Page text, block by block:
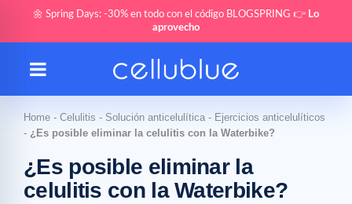
🌼 Spring Days: -30% en todo con el código BLOGSPRING 👉 Lo
aprovecho
Home - Celulitis - Solución anticelulítica - Ejercicios anticelulíticos
- ¿Es posible eliminar la celulitis con la Waterbike?
¿Es posible eliminar la
celulitis con la Waterbike?